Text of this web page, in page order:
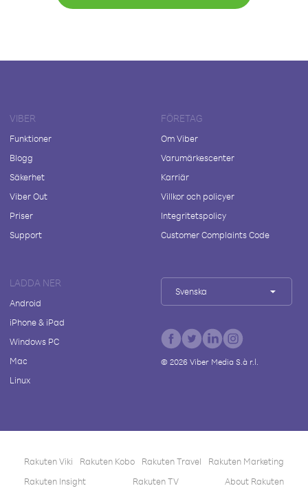
VIBER
Funktioner
Blogg
Säkerhet
Viber Out
Priser
Support
FÖRETAG
Om Viber
Varumärkescenter
Karriär
Villkor och policyer
Integritetspolicy
Customer Complaints Code
LADDA NER
Android
iPhone & iPad
Windows PC
Mac
Linux
Svenska
© 2026Viber Media S.à r.l.
Rakuten Viki Rakuten Kobo Rakuten Travel
Rakuten Marketing
Rakuten Insight
Rakuten TV About Rakuten